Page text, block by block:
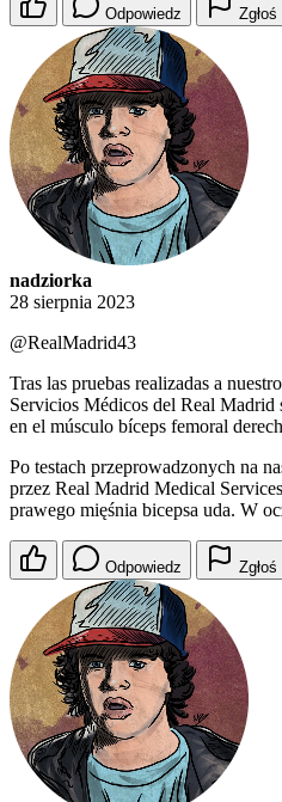
Odpowiedz Zgłoś
nadziorka
28 sierpnia 2023
@RealMadrid43
Tras las pruebas realizadas a
Servicios Médicos del Real Madrid
en el músculo bíceps femoral
Po testach przeprowadzonych na
przez Real Madrid Medical
prawego mięśnia bicepsa uda. W
Odpowiedz Zgłoś